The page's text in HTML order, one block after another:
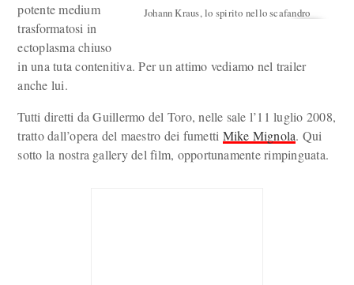
Johann Kraus, lo spirito nello scafandro
potente medium
trasformatosi in
ectoplasma chiuso
in una tuta contenitiva. Per un attimo vediamo nel trailer
anche lui.
Tutti diretti da Guillermo del Toro, nelle sale l’11 luglio 2008,
tratto dall’opera del maestro dei fumetti Mike Mignola. Qui
sotto la nostra gallery del film, opportunamente rimpinguata.